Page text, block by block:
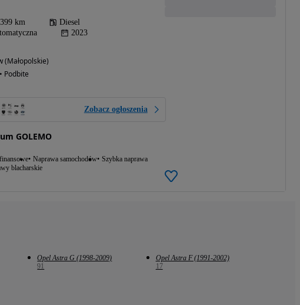
km
Diesel
2023
(Małopolskie)
Podbite
Zobacz ogłoszenia
GOLEMO
Naprawa samochodów Szybka naprawa
blacharskie
Opel Astra G (1998-2009)
91
Opel Astra F (1991-2002)
17